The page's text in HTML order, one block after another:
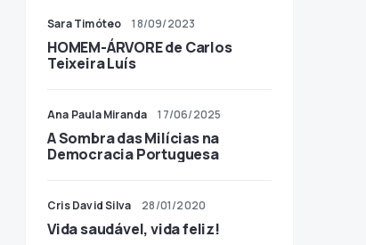
Sara Timóteo 18/09/2023
HOMEM-ÁRVORE de Carlos
Teixeira Luís
Ana Paula Miranda 17/06/2025
A Sombra das Milícias na
Democracia Portuguesa
Cris David Silva 28/01/2020
Vida saudável, vida feliz!